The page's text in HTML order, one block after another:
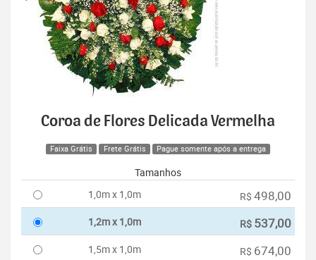
Coroa de Flores Delicada Vermelha
Faixa Grátis Frete Grátis Pague somente após a entrega
Tamanhos
1,0m x 1,0m
R$ 498,00
1,2m x 1,0m R$ 537,00
1,5m x 1,0m R$ 674,00